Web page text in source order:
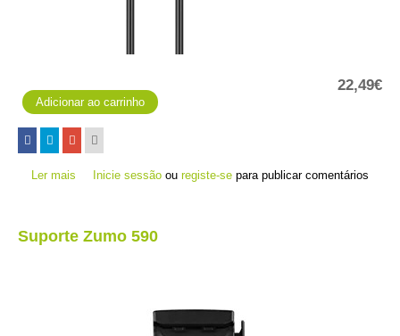
22,49€
Ler mais acerca de Clipe de carregamento/dados
Inicie sessão ouregiste-se para publicar comentários
Suporte Zumo 590